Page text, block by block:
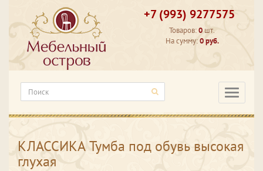
+7 (993) 9277575
Товаров:0 шт.
На сумму:0 руб.
КЛАССИКА Тумба под обувь высокая
глухая